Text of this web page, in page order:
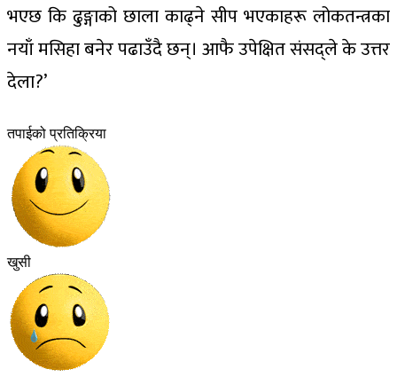
भएछ कि ढुङ्गाको छाला काढ्ने सीप भएकाहरू लोकतन्त्रका
नयाँ मसिहा बनेर पढाउँदै छन्। आफै उपेक्षित संसद्ले के उत्तर
देला?’
तपाईको प्रतिक्रिया
खुसी